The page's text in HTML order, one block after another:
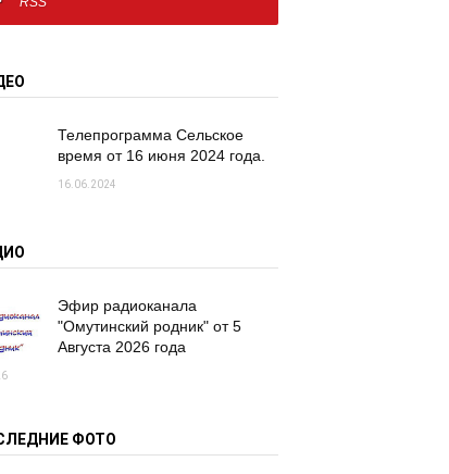
Телепрограмма Сельское
время от 16 июня 2024 года.
16.06.2024
Эфир радиоканала
"Омутинский родник" от 5
Августа 2026 года
ФОТО